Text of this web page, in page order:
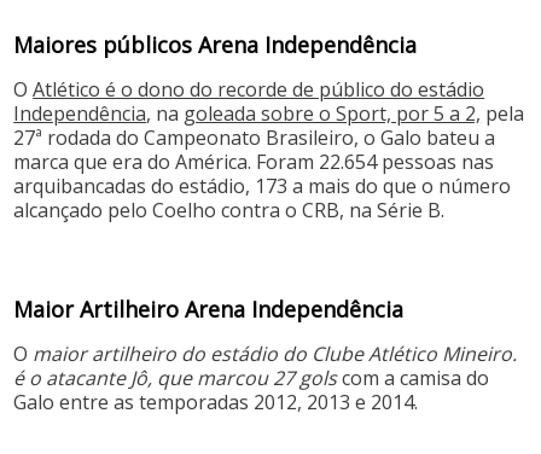
Maiores públicos Arena Independência
OAtlético é o dono do recorde de público do estádio
Independência, na goleada sobre o Sport, por 5 a 2, pela
27ª rodada do Campeonato Brasileiro, o Galo bateu a
marca que era do América. Foram 22.654 pessoas nas
arquibancadas do estádio, 173 a mais do que o número
alcançado pelo Coelho contra o CRB, na Série B.
Maior Artilheiro Arena Independência
O maior artilheiro do estádio do Clube Atlético Mineiro.
é o atacante Jô, que marcou 27 golscom a camisa do
Galo entre as temporadas 2012, 2013 e 2014.